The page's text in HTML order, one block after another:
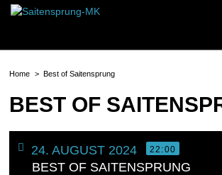
Home Best of Saitensprung
BEST OF
24. AUGUST 2024 22:00
BEST OF SAITENSPRUNG